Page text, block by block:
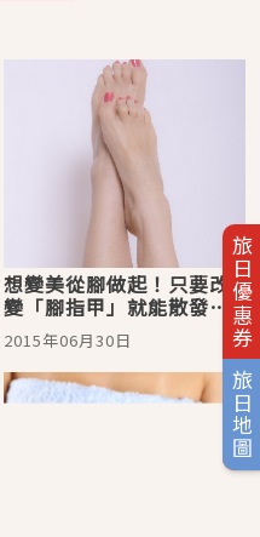
旅日優惠券
旅日地圖
想變美從腳做起！只要改
變「腳指甲」就能散發
「美人光芒」的三大重點
2015年06月30日